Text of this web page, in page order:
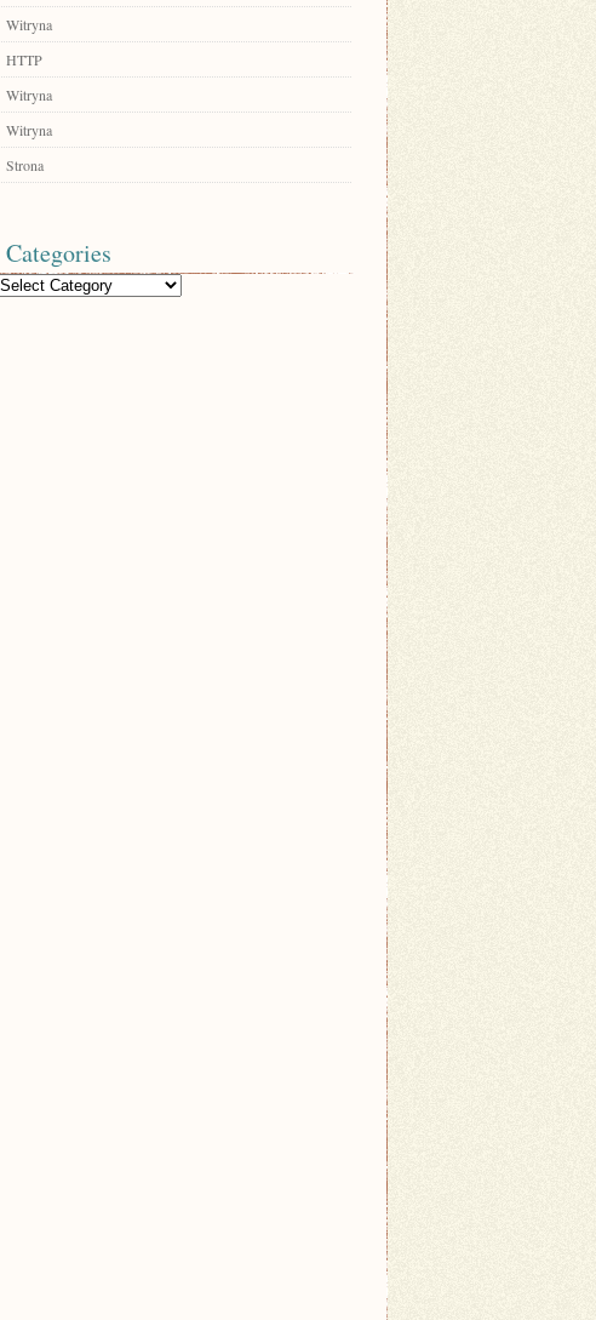
Witryna
HTTP
Witryna
Witryna
Strona
Categories
Categories